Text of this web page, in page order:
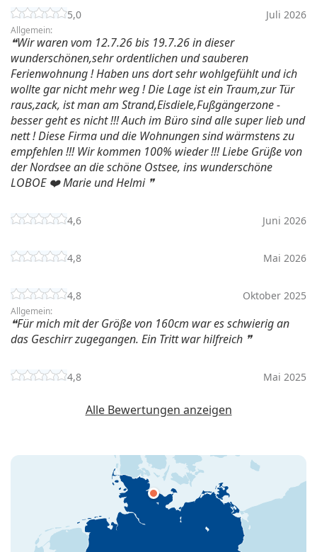
5,0 Juli 2026
Allgemein:
Wir waren vom 12.7.26 bis 19.7.26 in dieser
wunderschönen,sehr ordentlichen und sauberen
Ferienwohnung ! Haben uns dort sehr wohlgefühlt und ich
wollte gar nicht mehr weg ! Die Lage ist ein Traum,zur Tür
raus,zack, ist man am Strand,Eisdiele,Fußgängerzone -
besser geht es nicht !!! Auch im Büro sind alle super lieb und
nett ! Diese Firma und die Wohnungen sind wärmstens zu
empfehlen !!! Wir kommen 100% wieder !!! Liebe Grüße von
der Nordsee an die schöne Ostsee, ins wunderschöne
LOBOE ❤️ Marie und Helmi
4,6 Juni 2026
4,8 Mai 2026
4,8 Oktober 2025
Allgemein:
Für mich mit der Größe von 160cm war es schwierig an
das Geschirr zugegangen. Ein Tritt war hilfreich
4,8 Mai 2025
Alle Bewertungen anzeigen